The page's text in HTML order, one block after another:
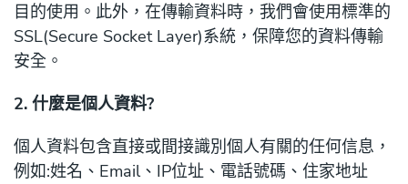
目的使用。此外，在傳輸資料時，我們會使用標準的
SSL(Secure Socket Layer)系統，保障您的資料傳輸
安全。
2. 什麼是個人資料?
個人資料包含直接或間接識別個人有關的任何信息，
例如:姓名、Email、IP位址、電話號碼、住家地址